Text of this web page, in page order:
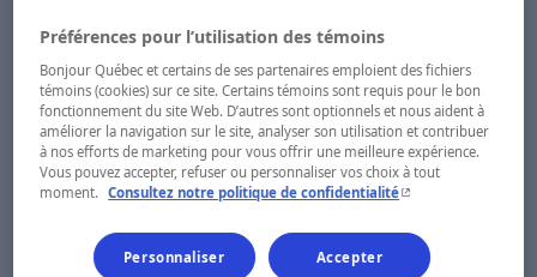
Préférences pour l’utilisation des témoins
Bonjour Québec et certains de ses partenaires emploient des fichiers
témoins (cookies) sur ce site. Certains témoins sont requis pour le bon
fonctionnement du site Web. D’autres sont optionnels et nous aident à
améliorer la navigation sur le site, analyser son utilisation et contribuer
à nos efforts de marketing pour vous offrir une meilleure expérience.
Vous pouvez accepter, refuser ou personnaliser vos choix à tout
moment.
Consultez notre politique de confidentialité- Cet hyperlien
Personnaliser Accepter